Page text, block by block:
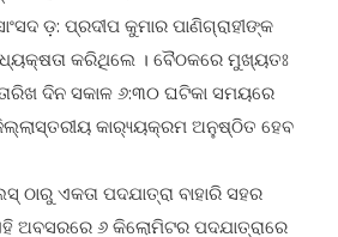
ହୋଇଯାଇଛି ।
ଡ଼: ପ୍ରଦୀପ କୁମାର ପାଣିଗ୍ରାହୀଙ୍କ
କରିଥିଲେ । ବୈଠକରେ ମୁଖ୍ୟତଃ
ଦିନ ସକାଳ ୬:୩୦ ଘଟିକା ସମୟରେ
କାର‌୍ୟ୍ୟକ୍ରମ ଅନୁଷ୍ଠିତ ହେବ
ଏକତା ପଦଯାତ୍ରା ବାହାରି ସହର